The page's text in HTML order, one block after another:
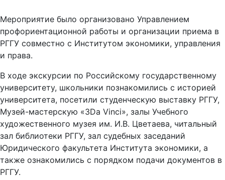
Мероприятие было организовано Управлением
профориентационной работы и организации приема в
РГГУ совместно с Институтом экономики, управления
и права.
В ходе экскурсии по Российскому государственному
университету, школьники познакомились с историей
университета, посетили студенческую выставку РГГУ,
Музей-мастерскую «3Da Vinci», залы Учебного
художественного музея им. И.В. Цветаева, читальный
зал библиотеки РГГУ, зал судебных заседаний
Юридического факультета Института экономики, а
также ознакомились с порядком подачи документов в
РГГУ.